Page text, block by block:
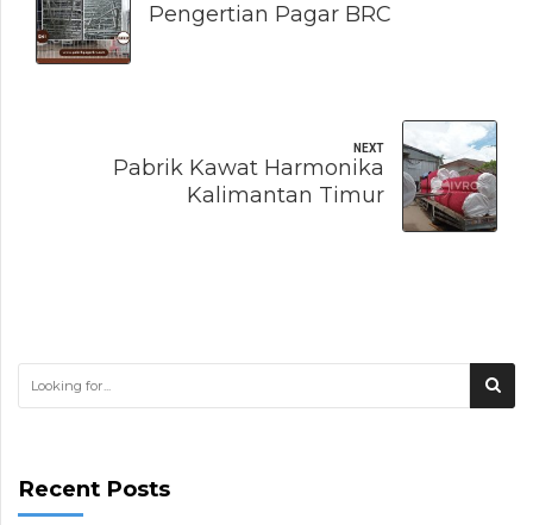
Pengertian Pagar BRC
NEXT
Pabrik Kawat Harmonika
Kalimantan Timur
Recent Posts